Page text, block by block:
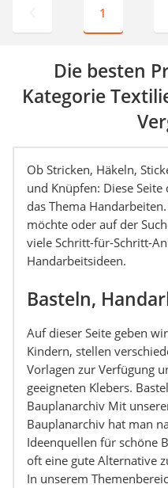
1
Die besten
Kategorie
Ob Stricken, Häkeln,
und Knüpfen: Diese
das Thema
möchte oder auf der
viele Schritt-für-Schritt-
Handarbeitsideen.
Basteln,
Auf dieser Seite geben
Kindern, stellen
Vorlagen zur Verfügung
geeigneten Klebers.
Bauplanarchiv Mit
Bauplanarchiv hat man
Ideenquellen für schöne
oft eine gute Alternative
In unserem